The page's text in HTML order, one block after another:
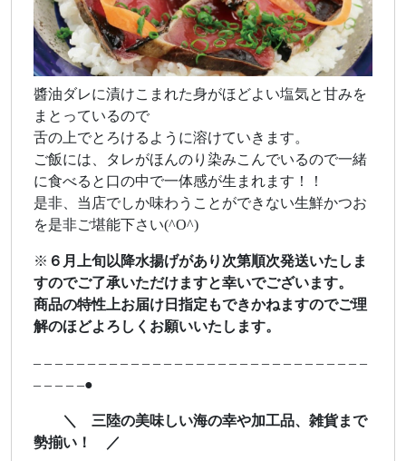
醬油ダレに漬けこまれた身がほどよい塩気と甘みを
まとっているので
舌の上でとろけるように溶けていきます。
ご飯には、タレがほんのり染みこんでいるので一緒
に食べると口の中で一体感が生まれます！！
是非、当店でしか味わうことができない生鮮かつお
を是非ご堪能下さい(^O^)
※ ６月上旬以降水揚げがあり次第順次発送いたしま
すのでご了承いただけますと幸いでございます。
商品の特性上お届け日指定もできかねますのでご理
解のほどよろしくお願いいたします。
– – – – – – – – – – – – – – – – – – – – – – – – – – – – – – –
– – – – –●
＼ 三陸の美味しい海の幸や加工品、雑貨まで
勢揃い！ ／